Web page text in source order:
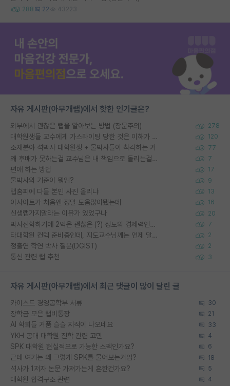
288 22 43223
자유 게시판(아무개랩)에서 핫한 인기글은?
외부에서 괜찮은 랩을 알아보는 방법 (장문주의) 278
대학원생들 교수에게 가스라이팅 당한 것은 이해가 갑니다. 안타깝네요. 120
소재분야 석박사 대학원생 + 물박사들이 착각하는 거 77
왜 후배가 못하는걸 교수님은 내 책임으로 돌리는걸까요? 7
편애 하는 방법 17
물박사의 기준이 뭐임? 9
랩홈피에 다들 본인 사진 올리냐 13
이사이트가 처음엔 정말 도움많이됐는데 16
신생랩가지말라는 이유가 있었구나 20
박사진학하기에 2억은 괜찮은 (?) 정도의 경제력인가요 7
타대학원 컨텍 준비중인데, 지도교수님께는 언제 말씀드려야 할까요? 2
정출연 학연 박사 질문(DGIST) 2
통신 관련 랩 추천 3
자유 게시판(아무개랩)에서 최근 댓글이 많이 달린 글
카이스트 경영공학부 서류 30
장학금 모은 랩비통장 21
AI 학회들 거품 슬슬 지적이 나오네요 33
YKH 공대 대학원 진학 관련 고민 4
SPK 대학원 현실적으로 가능한 스펙인가요? 6
근데 여기는 왜 그렇게 SPK를 물어보는거임? 18
석사가 1저자 논문 가져가는게 흔한건가요? 5
대학원 합격구조 관련 4